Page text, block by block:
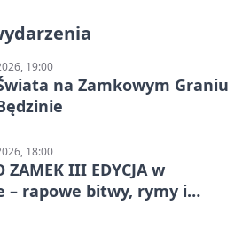
19:00
na Zamkowym Graniu
18:00
ZAMEK III EDYCJA w
– rapowe bitwy, rymy i